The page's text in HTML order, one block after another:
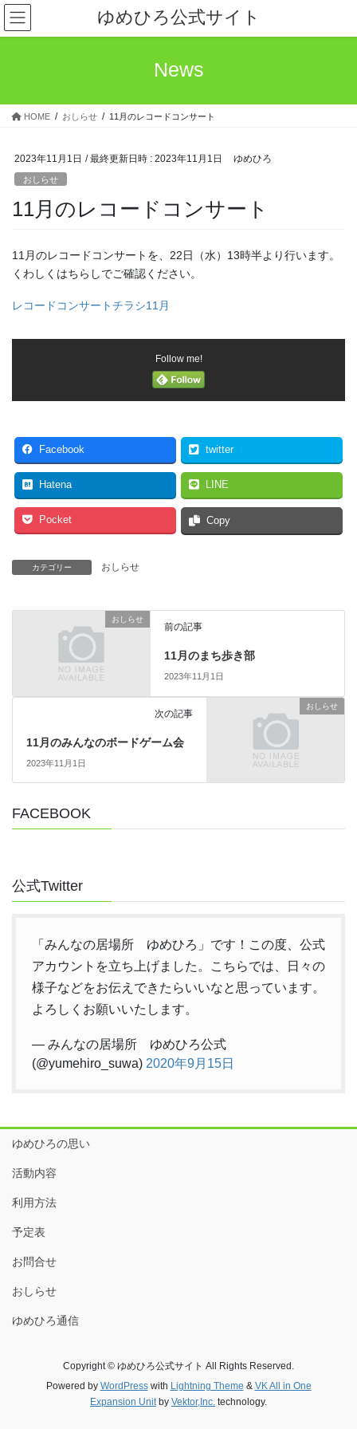
コ
ン
テ
ス
ナ
ビ
ゲ
ン
ゆめひろ公式サイト
News
HOME おしらせ 11月のレコードコンサート
2023年11月1日 / 最終更新日時 : 2023年11月1日 ゆめひろ
おしらせ
11月のレコードコンサート
11月のレコードコンサートを、22日（水）13時半より行います。
くわしくはちらしでご確認ください。
レコードコンサートチラシ11月
Follow me!
Facebook twitter
Hatena LINE
Pocket Copy
カテゴリー おしらせ
おしらせ
前の記事
11月のまち歩き部
2023年11月1日
おしらせ
次の記事
11月のみんなのボードゲーム会
2023年11月1日
FACEBOOK
公式Twitter
「みんなの居場所 ゆめひろ」です！この度、公式
アカウントを立ち上げました。こちらでは、日々の
様子などをお伝えできたらいいなと思っています。
よろしくお願いいたします。
— みんなの居場所 ゆめひろ公式
(@yumehiro_suwa) 2020年9月15日
ゆめひろの思い
活動内容
利用方法
予定表
お問合せ
おしらせ
ゆめひろ通信
Copyright © ゆめひろ公式サイト All Rights Reserved.
Powered by WordPresswith Lightning Theme & VK All in One
Expansion Unitby Vektor,Inc. technology.